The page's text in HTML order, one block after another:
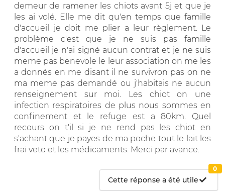
demeur de ramener les chiots avant 5j et que je
les ai volé. Elle me dit qu'en temps que famille
d'accueil je doit me plier a leur règlement. Le
problème c'est que je ne suis pas famille
d'accueil je n'ai signé aucun contrat et je ne suis
meme pas benevole le leur association on me les
a donnés en me disant il ne survivron pas on ne
ma meme pas demandé ou j'habitais ne aucun
renseignement sur moi. Les chiot on une
infection respiratoires de plus nous sommes en
confinement et le refuge est a 80km. Quel
recours on t'il si je ne rend pas les chiot en
s'achant que je payes de ma poche tout le lait les
frai veto et les médicaments. Merci par avance.
Cette réponse a été utile
0